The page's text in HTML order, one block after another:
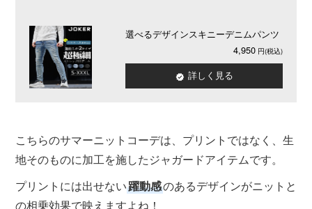
選べるデザインスキニーデニムパンツ
4,950
詳しく見る
こちらのサマーニットコーデは、プリントではなく、生
地そのものに加工を施したジャガードアイテムです。
プリントには出せない躍動感のあるデザインがニットと
の相乗効果で映えますよね！